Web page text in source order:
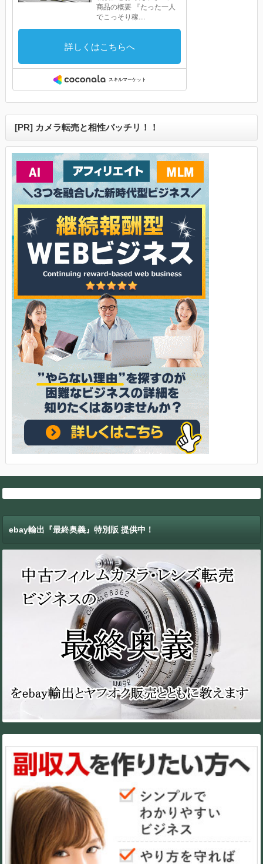
[PR] カメラ転売と相性バッチリ！！
ebay輸出『最終奥義』特別版 提供中！